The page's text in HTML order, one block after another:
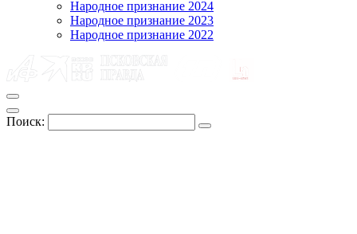
Народное признание 2024
Народное признание 2023
Народное признание 2022
Поиск: